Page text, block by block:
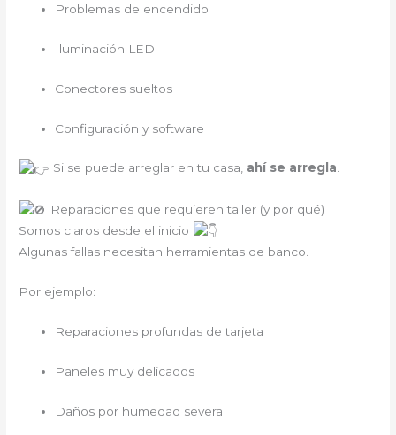
Problemas de encendido
Iluminación LED
Conectores sueltos
Configuración y software
Si se puede arreglar en tu casa, ahí se arregla.
Reparaciones que requieren taller (y por qué)
Somos claros desde el inicio
Algunas fallas necesitan herramientas de banco.
Por ejemplo:
Reparaciones profundas de tarjeta
Paneles muy delicados
Daños por humedad severa